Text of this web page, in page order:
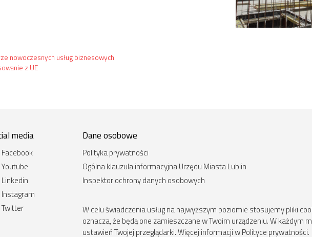
nowoczesnych usług biznesowych
z UE
media
Facebook
Youtube
Linkedin
Instagram
Twitter
Dane osobowe
Polityka prywatności
Ogólna klauzula informacyjna Urzędu Miasta Lublin
Inspektor ochrony danych osobowych
W celu świadczenia usług na najwyższym poziomie stosujemy pliki
oznacza, że będą one zamieszczane w Twoim urządzeniu. W każdym
ustawień Twojej przeglądarki. Więcej informacji w Polityce prywatności.